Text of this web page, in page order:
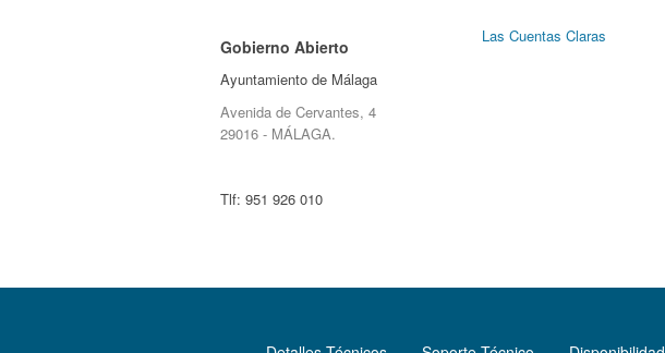
Gobierno Abierto
Ayuntamiento de Málaga
Avenida de Cervantes, 4
29016 - MÁLAGA.
Tlf: 951 926 010
Las Cuentas Claras